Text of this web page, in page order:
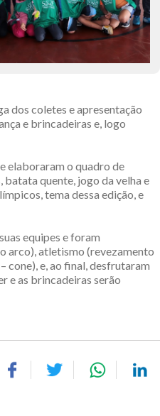
dos coletes e apresentação
e brincadeiras e, logo
elaboraram o quadro de
quente, jogo da velha e
tema dessa edição, e
equipes e foram
arco), atletismo (revezamento
cone), e, ao final, desfrutaram
e as brincadeiras serão